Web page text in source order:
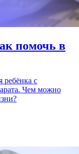
помочь в
ребёнка с
Чем можно